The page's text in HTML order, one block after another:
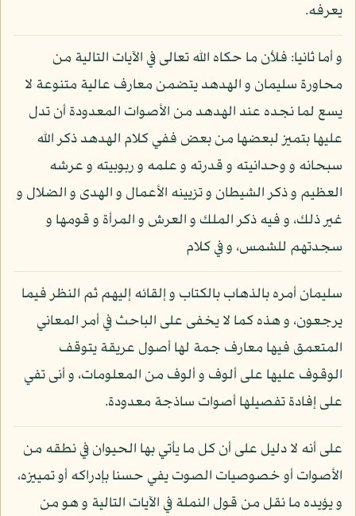
يعرفه.
و أما ثانيا: فلأن ما حكاه الله تعالى في الآيات التالية من
محاورة سليمان و الهدهد يتضمن معارف عالية متنوعة لا
يسع لما نجده عند الهدهد من الأصوات المعدودة أن تدل
عليها بتميز لبعضها من بعض ففي كلام الهدهد ذكر الله
سبحانه و وحدانيته و قدرته و علمه و ربوبيته و عرشه
العظيم و ذكر الشيطان و تزيينه الأعمال و الهدى و الضلال و
غير ذلك، و فيه ذكر الملك و العرش و المرأة و قومها و
سجدتهم للشمس، و في كلام
سليمان أمره بالذهاب بالكتاب و إلقائه إليهم ثم النظر فيما
يرجعون، و هذه كما لا يخفى على الباحث في أمر المعاني
المتعمق فيها معارف جمة لها أصول عريقة يتوقف
الوقوف عليها على ألوف و ألوف من المعلومات، و أنى تفي
على إفادة تفصيلها أصوات ساذجة معدودة.
على أنه لا دليل على أن كل ما يأتي بها الحيوان في نطقه من
الأصوات أو خصوصيات الصوت يفي حسنا بإدراكه أو تمييزه،
و يؤيده ما نقل من قول النملة في الآيات التالية و هو من